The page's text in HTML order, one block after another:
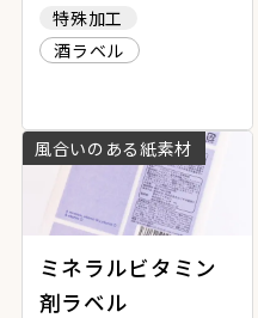
特殊加工
酒ラベル
風合いのある紙素材
ミネラルビタミン
剤ラベル